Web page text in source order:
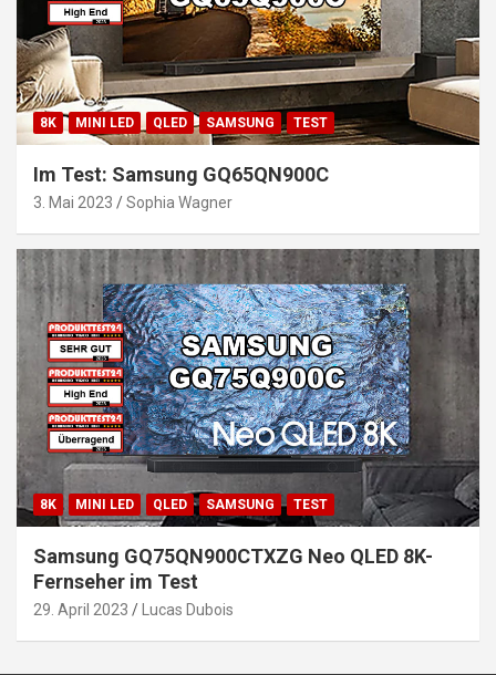
8K MINI LED QLED SAMSUNG TEST
Im Test: Samsung GQ65QN900C
3. Mai 2023 Sophia Wagner
8K MINI LED QLED SAMSUNG TEST
Samsung GQ75QN900CTXZG Neo QLED 8K-
Fernseher im Test
29. April 2023 Lucas Dubois